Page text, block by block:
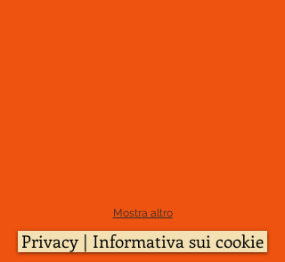
Mostra altro
Privacy | Informativa sui cookie